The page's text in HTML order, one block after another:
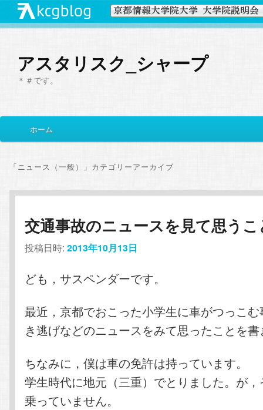
アスタリスク_シャープ
＊＃です。
イ
メ
ン
コ
ン
テ
ン
ツ
へ
移
サ
コ
ン
テ
ン
ツ
へ
移
動
ホーム
「ニュース（一般） 」カテゴリーアーカイブ
交通事故のニュースを見て思うこ
投稿日時:2013年10月13日
ども，サスペンダーです。
最近，京都でおこった小学生に車がつっこ
き逃げなどのニュースをみて思ったことを
ちなみに，僕は車の免許は持っています。
学生時代に地元（三重）でとりました。が
乗っていません。